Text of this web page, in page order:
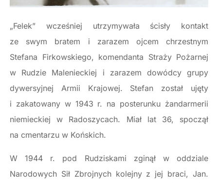
„Felek” wcześniej utrzymywała ścisły kontakt
ze swym bratem i zarazem ojcem chrzestnym
Stefana Firkowskiego, komendanta Straży Pożarnej
w Rudzie Malenieckiej i zarazem dowódcy grupy
dywersyjnej Armii Krajowej. Stefan został ujęty
i zakatowany w 1943 r. na posterunku żandarmerii
niemieckiej w Radoszycach. Miał lat 36, spoczął
na cmentarzu w Końskich.
W 1944 r. pod Rudziskami zginął w oddziale
Narodowych Sił Zbrojnych kolejny z jej braci, Jan.